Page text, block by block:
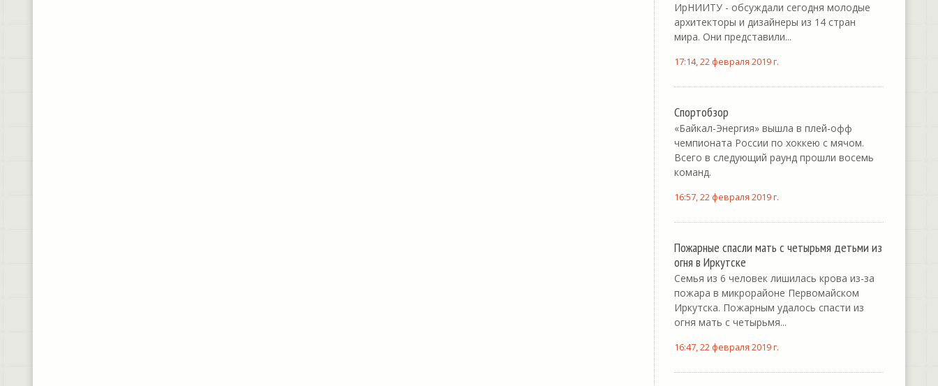
ИрНИИТУ - обсуждали сегодня молодые
архитекторы и дизайнеры из 14 стран
мира. Они представили...
17:14, 22 февраля 2019 г.
Спортобзор
«Байкал-Энергия» вышла в плей-офф
чемпионата России по хоккею с мячом.
Всего в следующий раунд прошли восемь
команд.
16:57, 22 февраля 2019 г.
Пожарные спасли мать с четырьмя детьми из
огня в Иркутске
Семья из 6 человек лишилась крова из-за
пожара в микрорайоне Первомайском
Иркутска. Пожарным удалось спасти из
огня мать с четырьмя...
16:47, 22 февраля 2019 г.